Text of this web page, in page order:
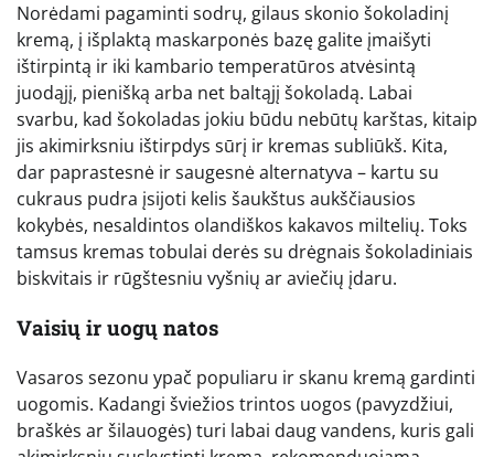
Norėdami pagaminti sodrų, gilaus skonio šokoladinį
kremą, į išplaktą maskarponės bazę galite įmaišyti
ištirpintą ir iki kambario temperatūros atvėsintą
juodąjį, pienišką arba net baltąjį šokoladą. Labai
svarbu, kad šokoladas jokiu būdu nebūtų karštas, kitaip
jis akimirksniu ištirpdys sūrį ir kremas subliūkš. Kita,
dar paprastesnė ir saugesnė alternatyva – kartu su
cukraus pudra įsijoti kelis šaukštus aukščiausios
kokybės, nesaldintos olandiškos kakavos miltelių. Toks
tamsus kremas tobulai derės su drėgnais šokoladiniais
biskvitais ir rūgštesniu vyšnių ar aviečių įdaru.
Vaisių ir uogų natos
Vasaros sezonu ypač populiaru ir skanu kremą gardinti
uogomis. Kadangi šviežios trintos uogos (pavyzdžiui,
braškės ar šilauogės) turi labai daug vandens, kuris gali